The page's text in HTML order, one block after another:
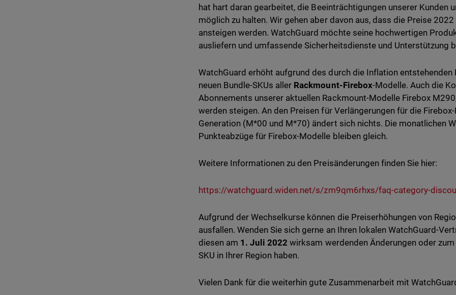
hat hart daran gearbeitet, die Beeinträchtigungen unserer Kunden
möglich zu halten. Wir gehen aber davon aus, dass die Preise
ansteigen werden. WatchGuard möchte seine hochwertigen
ausliefern und umfassende Sicherheitsdienste und Unterstützung
WatchGuard erhöht aufgrund des durch die Inflation
neuen Bundle-SKUs aller Rackmount-Firebox-Modelle. Auch die
Abonnements unserer aktuellen Rackmount-Modelle Firebox
werden steigen. An den Preisen für Verlängerungen für die
Generation (M*00 und M*70) ändert sich nichts. Die monatlichen
Punkteabzüge für Firebox-Modelle bleiben gleich.
Weitere Informationen zu den Preisänderungen finden Sie hier:
https://watchguard.widen.net/s/zm9qm6rhxs/faq-category-
Aufgrund der Wechselkurse können die Preiserhöhungen von
ausfallen. Wenden Sie sich gerne an Ihren lokalen WatchGuard-
diesen am 1. Juli 2022 wirksam werdenden Änderungen oder
SKU in Ihrer Region haben.
Vielen Dank für die weiterhin gute Zusammenarbeit mit